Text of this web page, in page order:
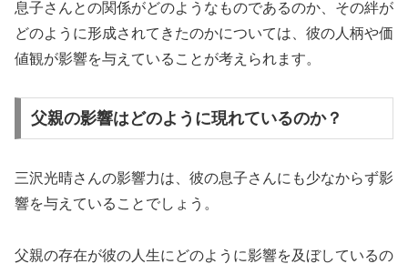
息子さんとの関係がどのようなものであるのか、その絆が
どのように形成されてきたのかについては、彼の人柄や価
値観が影響を与えていることが考えられます。
父親の影響はどのように現れているのか？
三沢光晴さんの影響力は、彼の息子さんにも少なからず影
響を与えていることでしょう。
父親の存在が彼の人生にどのように影響を及ぼしているの